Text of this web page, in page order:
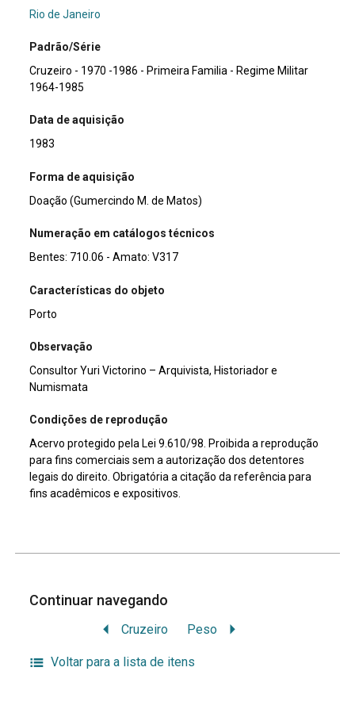
Rio de Janeiro
Padrão/Série
Cruzeiro - 1970 -1986 - Primeira Familia - Regime Militar
1964-1985
Data de aquisição
1983
Forma de aquisição
Doação (Gumercindo M. de Matos)
Numeração em catálogos técnicos
Bentes: 710.06 - Amato: V317
Características do objeto
Porto
Observação
Consultor Yuri Victorino – Arquivista, Historiador e
Numismata
Condições de reprodução
Acervo protegido pela Lei 9.610/98. Proibida a reprodução
para fins comerciais sem a autorização dos detentores
legais do direito. Obrigatória a citação da referência para
fins acadêmicos e expositivos.
Continuar navegando
Cruzeiro Peso
Voltar para a lista de itens